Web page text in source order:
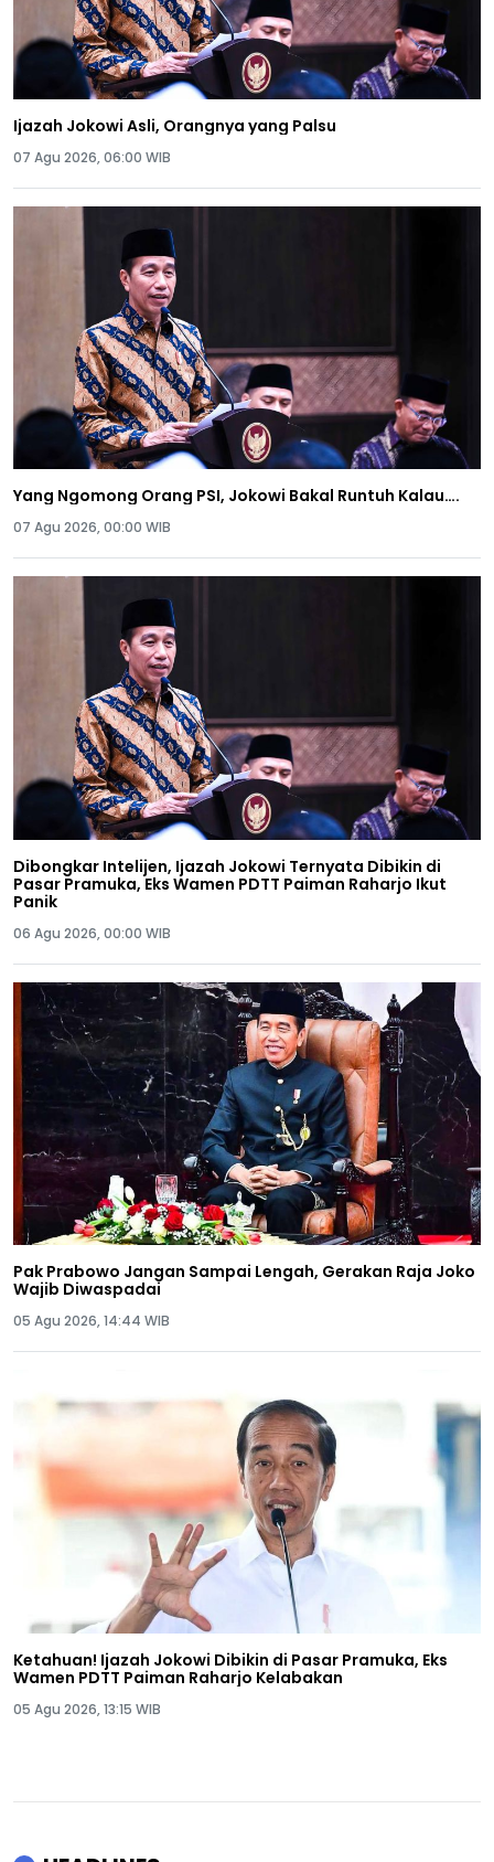
Ijazah Jokowi Asli, Orangnya yang Palsu
07 Agu 2026, 06:00 WIB
Yang Ngomong Orang PSI, Jokowi Bakal Runtuh Kalau….
07 Agu 2026, 00:00 WIB
Dibongkar Intelijen, Ijazah Jokowi Ternyata Dibikin di
Pasar Pramuka, Eks Wamen PDTT Paiman Raharjo Ikut
Panik
06 Agu 2026, 00:00 WIB
Pak Prabowo Jangan Sampai Lengah, Gerakan Raja Joko
Wajib Diwaspadai
05 Agu 2026, 14:44 WIB
Ketahuan! Ijazah Jokowi Dibikin di Pasar Pramuka, Eks
Wamen PDTT Paiman Raharjo Kelabakan
05 Agu 2026, 13:15 WIB